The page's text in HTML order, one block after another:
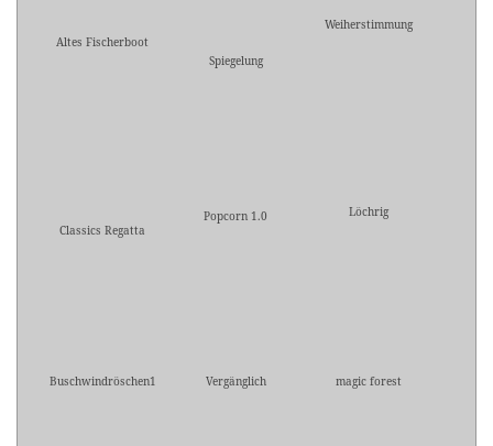
Altes Fischerboot
Spiegelung
Weiherstimmung
Classics Regatta
Popcorn 1.0 Löchrig
Buschwindröschen1 Vergänglich magic forest